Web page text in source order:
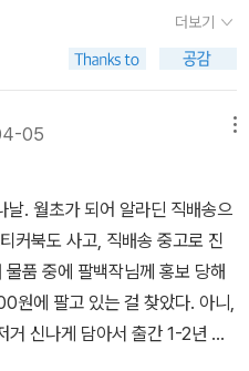
권력의 폭력성, 결코 깨끗할 수
능하다면 심지어 국가라는 단
가는 나를 위해 죽어달라.” 이
하는 유일한 문장이다. 가장 싫
령이 한 연설, “국가가 나를 위
내가 국가를 위해 무엇을 할 것
나라의 발전이 나의 발전의 근본
바넬리는 이런 정치적 측면에서
다. 자신의 출신이 부르주아라서
하기는 쉽지 않지만. 화자 마야
, 아무것도 기대하지 않게 돼버린
기다려 줄 곳이 남아 있기를 바
일 테다. 모든 종류의 문학을 한
자유롭고 성숙한 독자는 아닌, 그
는 어둠 속을 방황하더라도 결
으라는 당부의 말이 더 크게 다가
있을까 싶다. 아마 호아킨이 말한
상태라기보다, 온갖 고통의 소
데서 오는 것이 아닐지. 지금의
에는 특정한 감정을 해결하기 위
하곤 했다. 이제는 어떤 감정 속
을지 모르겠군요. 이 책은 다음으
즈 번호 순으로 하겠습니다.1.
모양인데 그것과는 별개로 매
데 한 편이 바로 <페르키오 사
를 우리말로 번역하면 ‘옴쟁이
은 작품이라고 곰팡내 날 거 같
찬란한 반어법도 있고 뭐 그런
있지만, 두 권 1천 페이지가 넘
하셔야 할 것.2. 이반 알렉산드
의 명성은 익히 알고 있었지만
는 것이 아닌가 하는 생각을 했
할 소설 책을 고르다 읽게 된
는 느낌이라 어색했다. 오늘 읽
것. 회원 들이 추천한 책을 보
적으로 여러 책을 두루두루 읽
다가 운동삼아 서가를 돌다 뽑
대출 할 수 있을지 몰라 고새를
세상이라는 말만으로도 읽어
말은 예상 가능. 그래서 술술 읽
관 상호대차 신청을 해놨다. 번
나 부지런히 보아야지. 아래에
더보기
05
날. 월초가 되어 알라딘 직배송으
북도 사고, 직배송 중고로 진
원에 팔고 있는 걸 찾았다. 아니,
거 신나게 담아서 출간 1-2년 밖